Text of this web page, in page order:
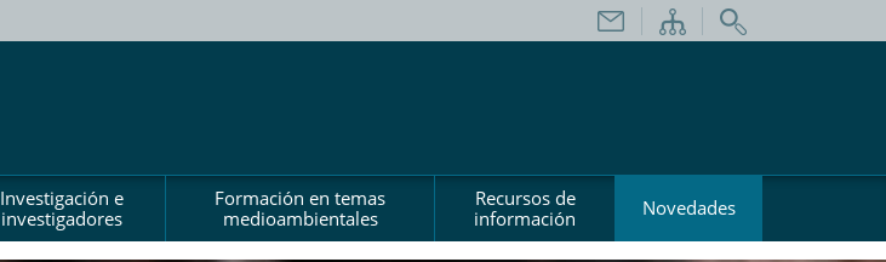
Investigación e
investigadores
Formación en temas
medioambientales
Recursos de
información
Novedades